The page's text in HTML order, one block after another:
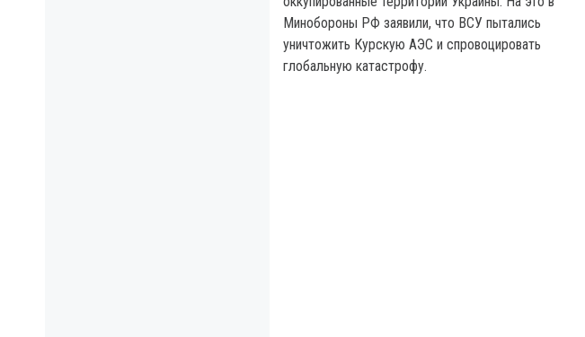
Минобороны РФ заявили, что ВСУ пытались
уничтожить Курскую АЭС и спровоцировать
глобальную катастрофу.